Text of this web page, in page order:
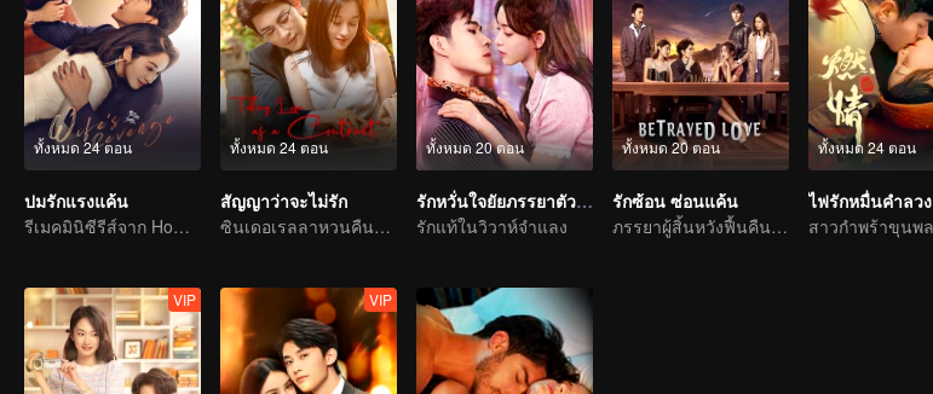
ทั้งหมด 24 ตอน
ปมรักแรงแค้น
รีเมคมินิซีรีส์จาก Home Temptation
ทั้งหมด 24 ตอน
สัญญาว่าจะไม่รัก
ซินเดอเรลลาหวนคืนสู่ตระกูลไฮโซพบกับท่านประธานเผด็จการเจ้าแผนการ
ทั้งหมด 20 ตอน
รักหวั่นใจยัยภรรยาตัวปลอม
รักแท้ในวิวาห์จำแลง
ทั้งหมด 20 ตอน
รักซ้อน ซ่อนแค้น
ภรรยาผู้สิ้นหวังฟื้นคืนชีพสู้กับผู้ชายเลว
ทั้งหมด 24 ตอน
ไฟรักหมื่นคำลวง
VIP VIP